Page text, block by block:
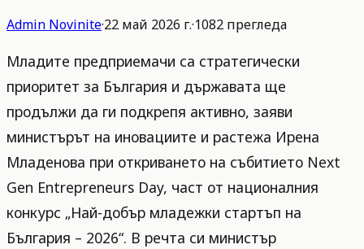
Admin Novinite·22 май 2026 г.·1082 прегледа
Младите предприемачи са стратегически
приоритет за България и държавата ще
продължи да ги подкрепя активно, заяви
министърът на иновациите и растежа Ирена
Младенова при откриването на събитието Next
Gen Entrepreneurs Day, част от националния
конкурс „Най-добър младежки стартъп на
България – 2026“. В речта си министър